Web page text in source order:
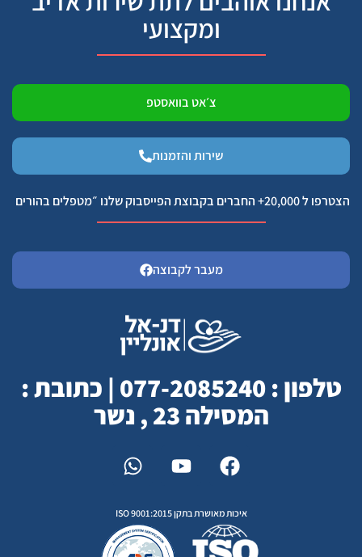
ומקצועי
צ׳אט בוואסטפ
שירות והזמנות
הצטרפו ל 20,000+ החברים בקבוצת הפייסבוק שלנו ״מטפלים בהורים
מעבר לקבוצה
טלפון : 077-2085240 | כתובת :
המסילה 23 , נשר
איכות מאושרת בתקן ISO 9001:2015